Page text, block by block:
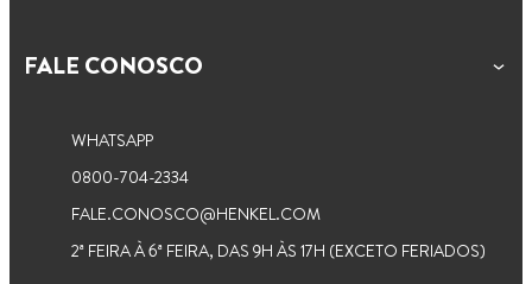
FALE CONOSCO
WHATSAPP
0800-704-2334
FALE.CONOSCO@HENKEL.COM
2ª FEIRA À 6ª FEIRA, DAS 9H ÀS 17H (EXCETO FERIADOS)